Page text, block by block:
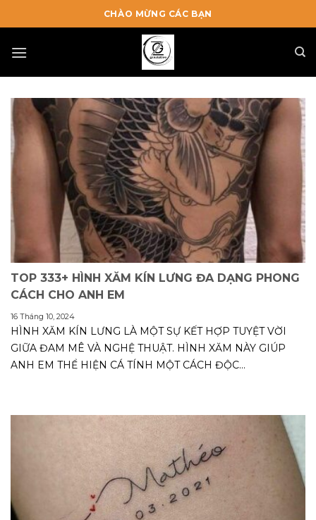
to
CHÀO MỪNG CÁC BẠN
TOP 333+ HÌNH XĂM KÍN LƯNG ĐA DẠNG PHONG
CÁCH CHO ANH EM
16 Tháng 10, 2024
HÌNH XĂM KÍN LƯNG LÀ MỘT SỰ KẾT HỢP TUYỆT VỜI
GIỮA ĐAM MÊ VÀ NGHỆ THUẬT. HÌNH XĂM NÀY GIÚP
ANH EM THỂ HIỆN CÁ TÍNH MỘT CÁCH ĐỘC...